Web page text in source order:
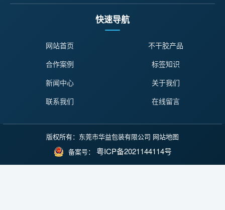
快速导航
网站首页
不干胶产品
合作案例
标签知识
新闻中心
关于我们
联系我们
在线留言
版权所有：东莞市华益包装有限公司 网站地图
备案号： 粤ICP备2021144114号